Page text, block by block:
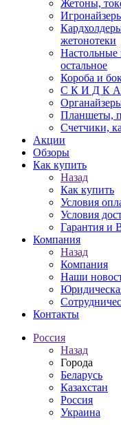
Жетоны,
жетонотеки
Настольные
остальное
Короба и
С К И Д К А
Планшеты,
Счетчики,
Акции
Обзоры
Как купить
Назад
Как купить
Условия
Условия
Гарантия и
Компания
Назад
Компания
Наши
Контакты
Россия
Назад
Города
Беларусь
Казахстан
Россия
Украина